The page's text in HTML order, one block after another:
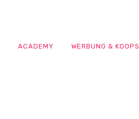
ACADEMY WERBUNG & KOOPS